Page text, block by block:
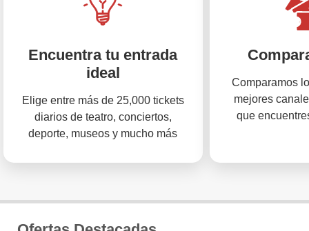
Encuentra tu entrada
ideal
Elige entre más de 25,000 tickets
diarios de teatro, conciertos,
deporte, museos y mucho más
Comparamos
mejores
que